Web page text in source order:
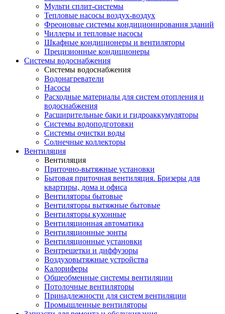
Мульти сплит-системы
Тепловые насосы воздух-воздух
Фреоновые системы кондиционирования зданий
Чиллеры и тепловые насосы
Шкафные кондиционеры и вентиляторы
Прецизионные кондиционеры
Системы водоснабжения
Системы водоснабжения
Водонагреватели
Насосы
Расходные материалы для систем отопления и
водоснабжения
Расширительные баки и гидроаккумуляторы
Системы водоподготовки
Системы очистки воды
Солнечные коллекторы
Вентиляция
Вентиляция
Приточно-вытяжные установки
Бытовая приточная вентиляция. Бризеры для
квартиры, дома и офиса
Вентиляторы бытовые
Вентиляторы вытяжные бытовые
Вентиляторы кухонные
Вентиляционная автоматика
Вентиляционные зонты
Вентиляционные установки
Вентрешетки и диффузоры
Воздуховытяжные устройства
Калориферы
Общеобменные системы вентиляции
Потолочные вентиляторы
Принадлежности для систем вентиляции
Промышленные вентиляторы